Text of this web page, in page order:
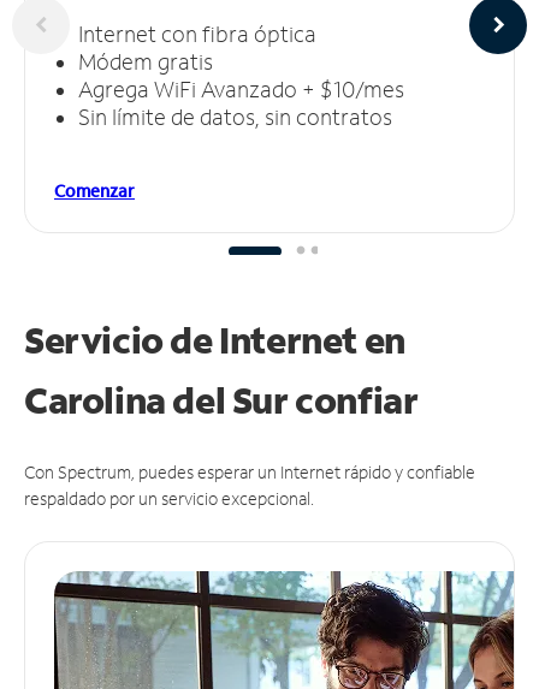
Internet con fibra óptica
Módem gratis
Agrega WiFi Avanzado + $10/mes
Sin límite de datos, sin contratos
Comenzar
Servicio de Internet en
Carolina del Surconfiar
Con Spectrum, puedes esperar un Internet rápido y confiable
respaldado por un servicio excepcional.